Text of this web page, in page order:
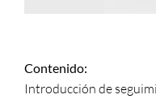
Contenido:
Introducción de